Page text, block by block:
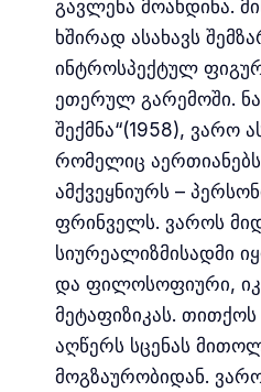
გავლენა მოახდინა.
ხშირად ასახავს
ინტროსპექტულ
ეთერულ გარემოში.
შექმნა“(1958), ვარო
რომელიც
ამქვეყნიურს –
ფრინველს. ვაროს
სიურეალიზმისადმი
და ფილოსოფიური,
მეტაფიზიკას.
აღწერს სცენას
მოგზაურობიდან.